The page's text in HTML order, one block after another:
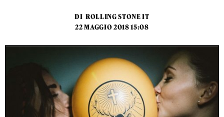
DI ROLLING STONE IT
22 MAGGIO 2018 15:08